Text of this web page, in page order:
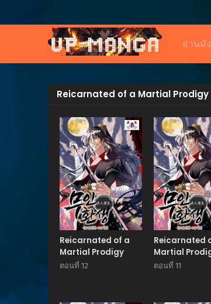
อ่านมั
Reicarnated of a Martial Prodigy
Manhwa
Reicarnated of a
Martial Prodigy
ตอนที่ 12
Reicarnated
Martial
ตอนที่ 11